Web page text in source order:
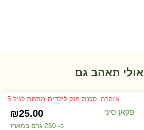
אולי תאהב גם
אזהרה: סכנת חנק לילדים מתחת לגיל 5
פקאן סיני ₪25.00
כ- 250 גרם במארז